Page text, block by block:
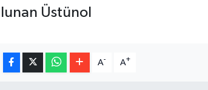
Üstünol
A- A+